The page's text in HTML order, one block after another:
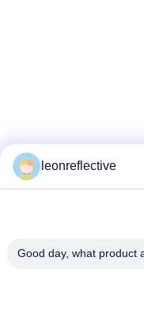
leonreflective
Good day, what product